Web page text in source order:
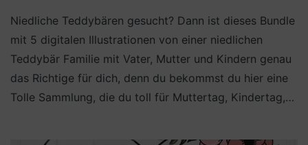
Niedliche Teddybären gesucht? Dann ist dieses Bundle
mit 5 digitalen Illustrationen von einer niedlichen
Teddybär Familie mit Vater, Mutter und Kindern genau
das Richtige für dich, denn du bekommst du hier eine
Tolle Sammlung, die du toll für Muttertag, Kindertag,…